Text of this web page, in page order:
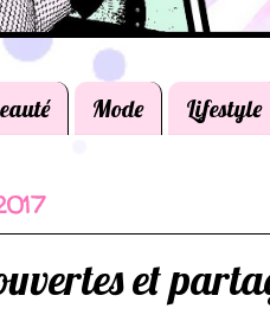
Mode Lifestyle
et